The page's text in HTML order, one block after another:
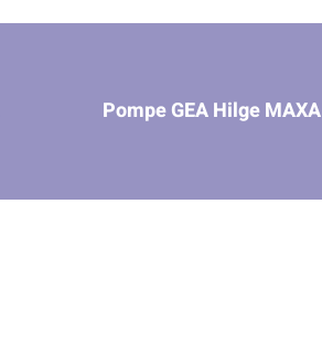
Pompe GEA Hilge MAXA